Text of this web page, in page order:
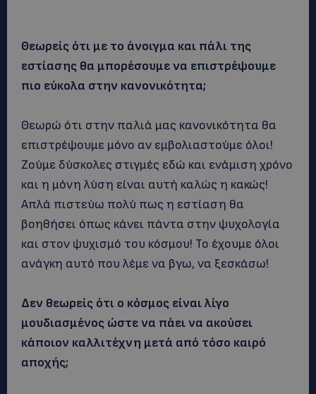
Θεωρείς ότι με το άνοιγμα και πάλι της
εστίασης θα μπορέσουμε να επιστρέψουμε
πιο εύκολα στην κανονικότητα;
Θεωρώ ότι στην παλιά μας κανονικότητα θα
επιστρέψουμε μόνο αν εμβολιαστούμε όλοι!
Ζούμε δύσκολες στιγμές εδώ και ενάμιση χρόνο
και η μόνη λύση είναι αυτή καλώς η κακώς!
Απλά πιστεύω πολύ πως η εστίαση θα
βοηθήσει όπως κάνει πάντα στην ψυχολογία
και στον ψυχισμό του κόσμου! Το έχουμε όλοι
ανάγκη αυτό που λέμε να βγω, να ξεσκάσω!
Δεν θεωρείς ότι ο κόσμος είναι λίγο
μουδιασμένος ώστε να πάει να ακούσει
κάποιον καλλιτέχνη μετά από τόσο καιρό
αποχής;